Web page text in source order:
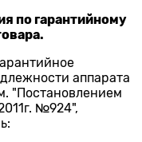
по гарантийному
аппарата
"Постановлением
№924",